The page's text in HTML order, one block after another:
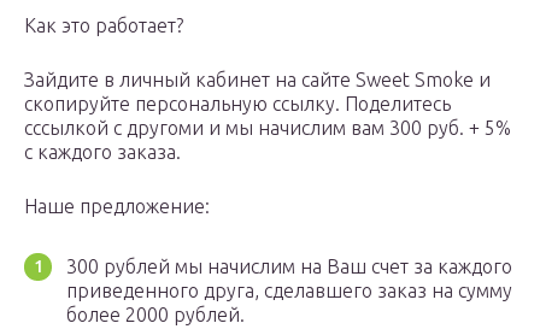
Как это работает?
Зайдите в личный кабинет на сайте Sweet Smoke и
скопируйте персональную ссылку. Поделитесь
сссылкой с другоми и мы начислим вам 300 руб. + 5%
с каждого заказа.
Наше предложение:
300 рублей мы начислим на Ваш счет за каждого
приведенного друга, сделавшего заказ на сумму
более 2000 рублей.